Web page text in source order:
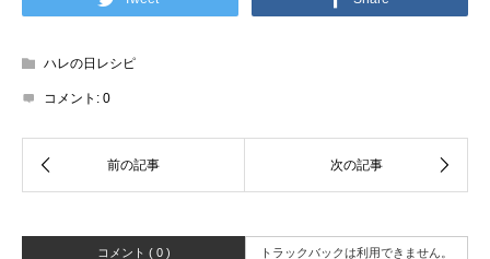
ハレの日レシピ
コメント: 0
コメント ( 0 ) トラックバックは利用できません。